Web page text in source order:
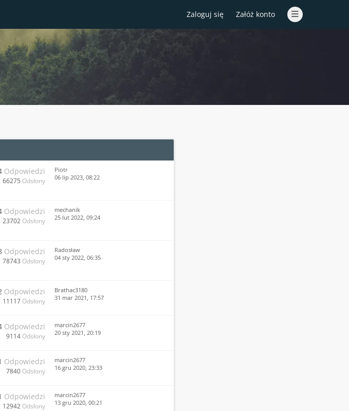
Zaloguj się Załóż konto
Odpowiedzi
66275 Odsłony
Piotr
06 lip 2023, 08:22
Odpowiedzi
23702 Odsłony
mechanik
25 lut 2022, 09:24
Odpowiedzi
78743 Odsłony
Radosław
04 sty 2022, 06:35
Odpowiedzi
11117 Odsłony
Brathac3180
31 mar 2021, 17:57
Odpowiedzi
9114 Odsłony
marcin2677
20 sty 2021, 20:19
Odpowiedzi
7840 Odsłony
marcin2677
16 gru 2020, 23:33
Odpowiedzi
12942 Odsłony
marcin2677
13 gru 2020, 00:21